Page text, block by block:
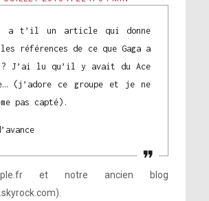
a t’il un article qui donne
références de ce que Gaga a
? J’ai lu qu’il y avait du Ace
(j’adore ce groupe et je ne
pas capté).
et notre ancien blog